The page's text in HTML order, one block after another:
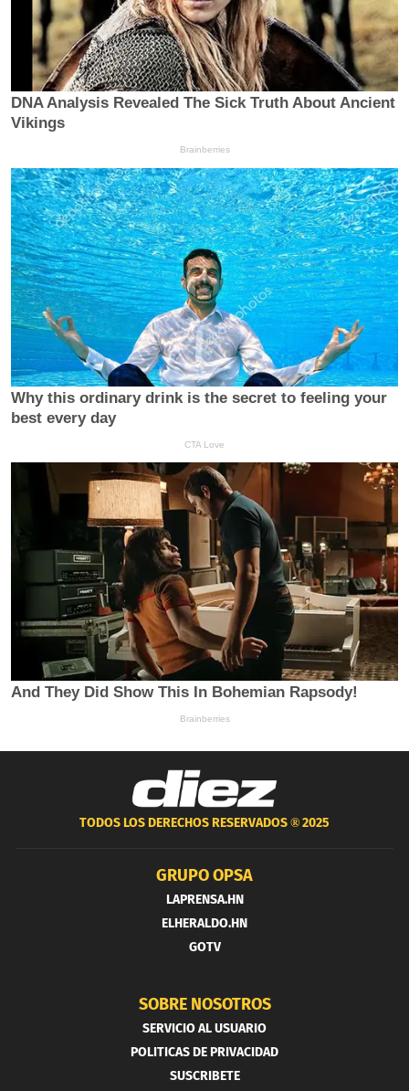
TODOS LOS DERECHOS RESERVADOS ®2025
GRUPO OPSA
LAPRENSA.HN
ELHERALDO.HN
GOTV
SOBRE NOSOTROS
SERVICIO AL USUARIO
POLITICAS DE PRIVACIDAD
SUSCRIBETE